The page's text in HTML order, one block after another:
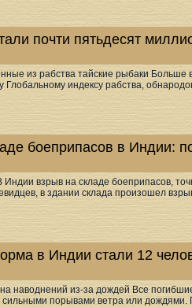
почти пятьдесят
из рабства тайские рыбаки Больше
Глобальному индексу рабства,
боеприпасов в Индии:
Индии взрыв на складе боеприпасов,
в здании склада произошел
в Индии стали 12
наводнений из-за дождей Все
порывами ветра или дождями.